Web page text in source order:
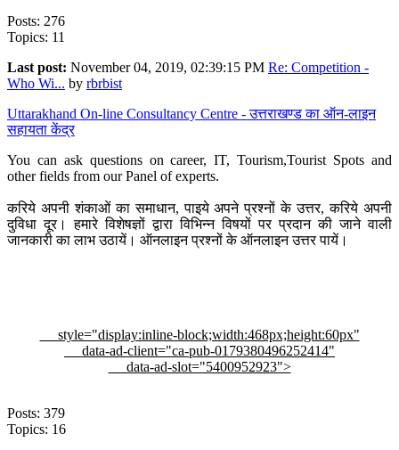
Posts: 276
Topics: 11
Last post: November 04, 2019, 02:39:15 PM Re: Competition -
Who Wi... by rbrbist
Uttarakhand On-line Consultancy Centre - उत्तराखण्ड का ऑन-लाइन
सहायता केंद्र
You can ask questions on career, IT, Tourism,Tourist Spots and
other fields from our Panel of experts.
करिये अपनी शंकाओं का समाधान, पाइये अपने प्रश्नों के उत्तर, करिये अपनी
दुविधा दूर। हमारे विशेषज्ञों द्वारा विभिन्न विषयों पर प्रदान की जाने वाली
जानकारी का लाभ उठायें। ऑनलाइन प्रश्नों के ऑनलाइन उत्तर पायें।
style="display:inline-block;width:468px;height:60px"
data-ad-client="ca-pub-0179380496252414"
data-ad-slot="5400952923">
Posts: 379
Topics: 16